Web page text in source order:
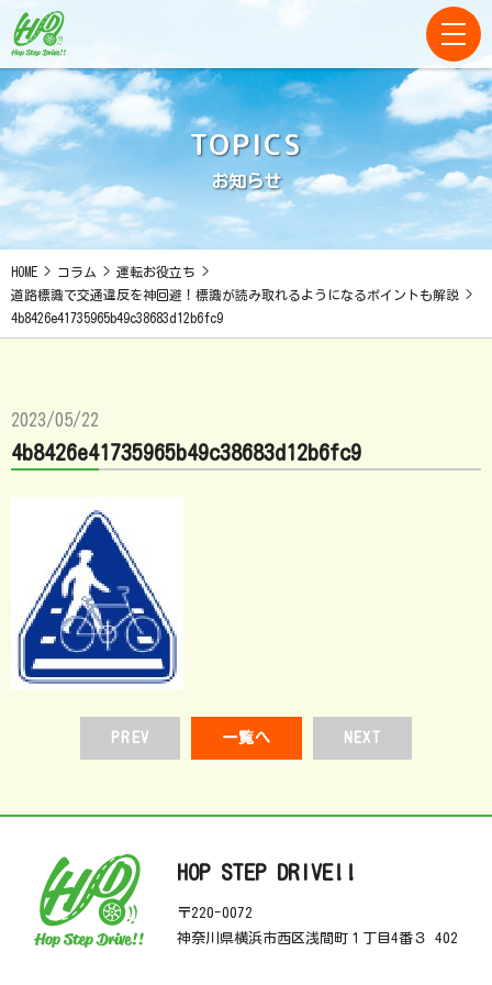
TOPICS
お知らせ
HOME > コラム > 運転お役立ち >
道路標識で交通違反を神回避！標識が読み取れるようになるポイントも解説 >
4b8426e41735965b49c38683d12b6fc9
2023/05/22
4b8426e41735965b49c38683d12b6fc9
PREV 一覧へ NEXT
HOP STEP DRIVE!!
〒220-0072
神奈川県横浜市西区浅間町１丁目4番３ 402